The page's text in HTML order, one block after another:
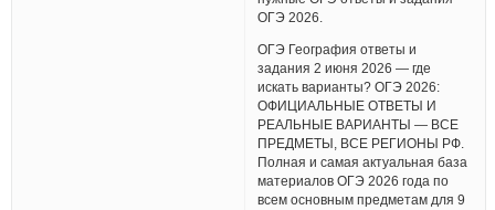
ОГЭ 2026.
ОГЭ География ответы и
задания 2 июня 2026 — где
искать варианты? ОГЭ 2026:
ОФИЦИАЛЬНЫЕ ОТВЕТЫ И
РЕАЛЬНЫЕ ВАРИАНТЫ — ВСЕ
ПРЕДМЕТЫ, ВСЕ РЕГИОНЫ РФ.
Полная и самая актуальная база
материалов ОГЭ 2026 года по
всем основным предметам для 9